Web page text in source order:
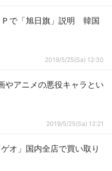
Ｐで「旭日旗」説明 韓国
2019/5/25(Sa) 12:30
やアニメの悪役キャラとい
2019/5/25(Sa) 12:21
オ」国内全店で買い取り